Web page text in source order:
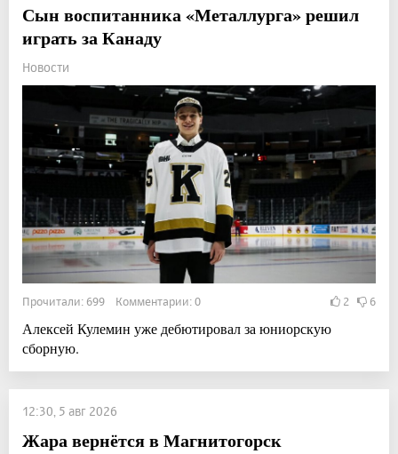
Сын воспитанника «Металлурга» решил
играть за Канаду
Новости
Прочитали: 699 Комментарии: 0 2 6
Алексей Кулемин уже дебютировал за юниорскую
сборную.
12:30, 5 авг 2026
Жара вернётся в Магнитогорск